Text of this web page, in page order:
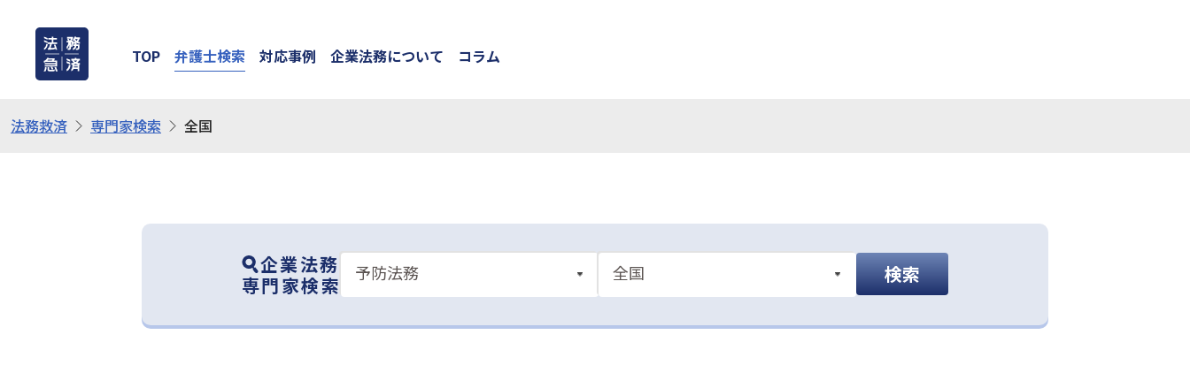
TOP 弁護士検索 対応事例 企業法務について コラム
法務救済 専門家検索 全国
企業法務
専門家検索